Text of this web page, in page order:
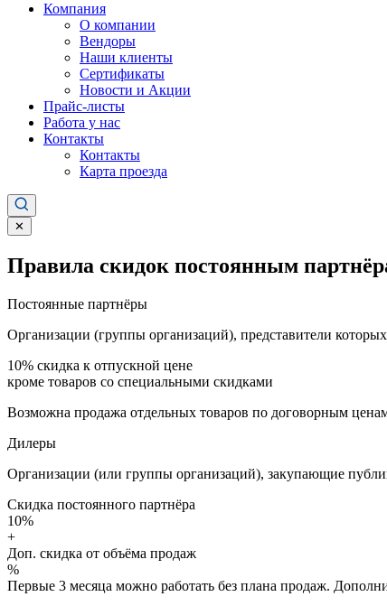
Компания
О компании
Вендоры
Наши клиенты
Сертификаты
Новости и Акции
Прайс-листы
Работа у нас
Контакты
Контакты
Карта проезда
✕
Правила скидок постоянным
Постоянные партнёры
Организации (группы организаций), представители
10% скидка к отпускной цене
кроме товаров со специальными скидками
Возможна продажа отдельных товаров по договорным
Дилеры
Организации (или группы организаций), закупающие
Скидка постоянного партнёра
10%
+
Доп. скидка от объёма продаж
%
Первые 3 месяца можно работать без плана продаж.